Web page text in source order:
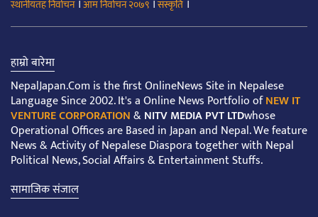
स्थानीयतह निर्वाचन।आम निर्वाचन २०७९ ।संस्कृति ।
हाम्रो बारेमा
NepalJapan.Com is the first OnlineNews Site in Nepalese
Language Since 2002. It's a Online News Portfolio ofNEW IT
VENTURE CORPORATION&NITV MEDIA PVT LTDwhose
Operational Offices are Based in Japan and Nepal. We feature
News & Activity of Nepalese Diaspora together with Nepal
Political News, Social Affairs & Entertainment Stuffs.
सामाजिक संजाल